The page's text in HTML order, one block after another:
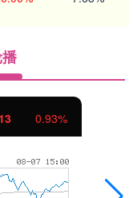
1.01%